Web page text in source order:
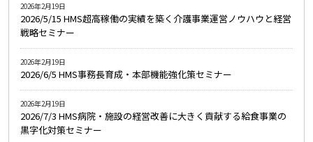
2026/5/15 HMS超高稼働の実績を築く介護事業運営ノウハウと経営
戦略セミナー
2026年2月19日
2026/6/5 HMS事務長育成・本部機能強化策セミナー
2026年2月19日
2026/7/3 HMS病院・施設の経営改善に大きく貢献する給食事業の
黒字化対策セミナー
2026年2月19日